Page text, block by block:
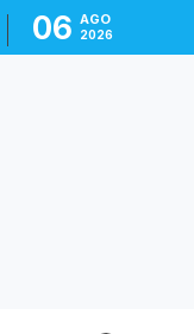
06 AGO
2026